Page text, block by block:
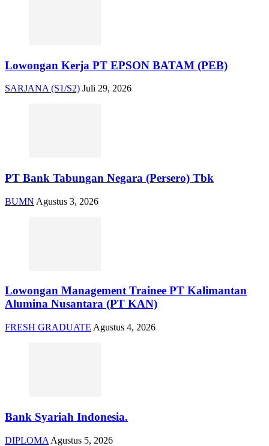
Lowongan Kerja PT EPSON BATAM (PEB)
SARJANA (S1/S2) Juli 29, 2026
PT Bank Tabungan Negara (Persero) Tbk
BUMN Agustus 3, 2026
Lowongan Management Trainee PT Kalimantan
Alumina Nusantara (PT KAN)
FRESH GRADUATE Agustus 4, 2026
Bank Syariah Indonesia.
DIPLOMA Agustus 5, 2026